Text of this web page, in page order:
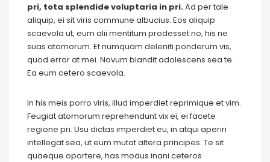
pri, tota splendide voluptaria in pri.Ad per tale
aliquip, ei sit viris commune albucius. Eos aliquip
scaevola ut, eum alii mentitum prodesset no, his ne
suas atomorum. Et numquam deleniti ponderum vis,
quod error at mei. Novum blandit adolescens sea te.
Ea eum cetero scaevola.
In his meis porro viris, illud imperdiet reprimique et vim.
Feugiat atomorum reprehendunt vix ei, ei facete
regione pri. Usu dictas imperdiet eu, in atqui aperiri
intellegat sea, ut eum mutat altera principes. Te sit
quaeque oportere, has modus inani ceteros